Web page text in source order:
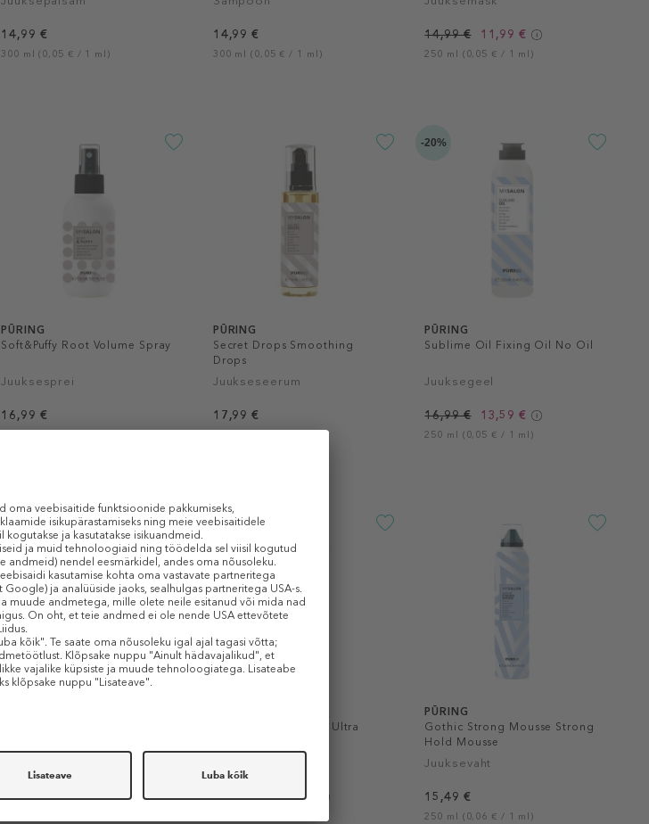
14,99 €
300 ml (0,05 € / 1 ml)
14,99 €
300 ml (0,05 € / 1 ml)
14,99 € 11,99 €
250 ml (0,05 € / 1 ml)
PŪRING
Soft&Puffy Root Volume Spray
Juuksesprei
16,99 €
PŪRING
Secret Drops Smoothing
Drops
Juukseseerum
17,99 €
-20%
PŪRING
Sublime Oil Fixing Oil No Oil
Juuksegeel
16,99 € 13,59 €
250 ml (0,05 € / 1 ml)
16,99 €
-20%
Pop Art Extreme Gel Ultra
12,99 € 10,39 €
PŪRING
Gothic Strong Mousse Strong
Hold Mousse
Juuksevaht
15,49 €
250 ml (0,06 € / 1 ml)